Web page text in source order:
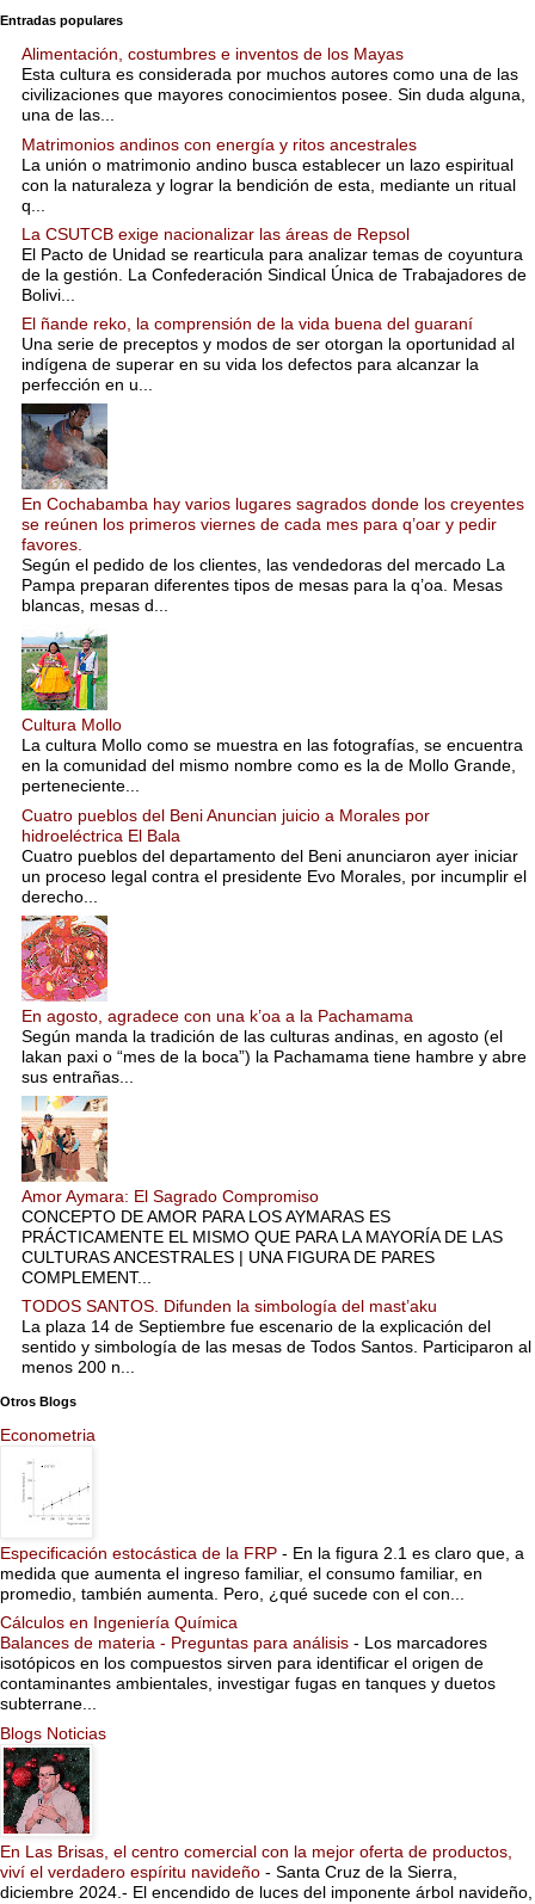
Entradas populares
Alimentación, costumbres e inventos de los Mayas
Esta cultura es considerada por muchos autores como una de las
civilizaciones que mayores conocimientos posee. Sin duda alguna,
una de las...
Matrimonios andinos con energía y ritos ancestrales
La unión o matrimonio andino busca establecer un lazo espiritual
con la naturaleza y lograr la bendición de esta, mediante un ritual
q...
La CSUTCB exige nacionalizar las áreas de Repsol
El Pacto de Unidad se rearticula para analizar temas de coyuntura
de la gestión. La Confederación Sindical Única de Trabajadores de
Bolivi...
El ñande reko, la comprensión de la vida buena del guaraní
Una serie de preceptos y modos de ser otorgan la oportunidad al
indígena de superar en su vida los defectos para alcanzar la
perfección en u...
En Cochabamba hay varios lugares sagrados donde los creyentes
se reúnen los primeros viernes de cada mes para q’oar y pedir
favores.
Según el pedido de los clientes, las vendedoras del mercado La
Pampa preparan diferentes tipos de mesas para la q’oa. Mesas
blancas, mesas d...
Cultura Mollo
La cultura Mollo como se muestra en las fotografías, se encuentra
en la comunidad del mismo nombre como es la de Mollo Grande,
perteneciente...
Cuatro pueblos del Beni Anuncian juicio a Morales por
hidroeléctrica El Bala
Cuatro pueblos del departamento del Beni anunciaron ayer iniciar
un proceso legal contra el presidente Evo Morales, por incumplir el
derecho...
En agosto, agradece con una k’oa a la Pachamama
Según manda la tradición de las culturas andinas, en agosto (el
lakan paxi o “mes de la boca”) la Pachamama tiene hambre y abre
sus entrañas...
Amor Aymara: El Sagrado Compromiso
CONCEPTO DE AMOR PARA LOS AYMARAS ES
PRÁCTICAMENTE EL MISMO QUE PARA LA MAYORÍA DE LAS
CULTURAS ANCESTRALES | UNA FIGURA DE PARES
COMPLEMENT...
TODOS SANTOS. Difunden la simbología del mast’aku
La plaza 14 de Septiembre fue escenario de la explicación del
sentido y simbología de las mesas de Todos Santos. Participaron al
menos 200 n...
Otros Blogs
Econometria
Especificación estocástica de la FRP - En la figura 2.1 es claro que, a
medida que aumenta el ingreso familiar, el consumo familiar, en
promedio, también aumenta. Pero, ¿qué sucede con el con...
Cálculos en Ingeniería Química
Balances de materia - Preguntas para análisis - Los marcadores
isotópicos en los compuestos sirven para identificar el origen de
contaminantes ambientales, investigar fugas en tanques y duetos
subterrane...
Blogs Noticias
En Las Brisas, el centro comercial con la mejor oferta de productos,
viví el verdadero espíritu navideño - Santa Cruz de la Sierra,
diciembre 2024.- El encendido de luces del imponente árbol navideño,